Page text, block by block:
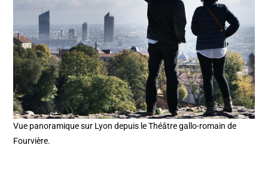
Vue panoramique sur Lyon depuis le Théâtre gallo-romain de
Fourvière.